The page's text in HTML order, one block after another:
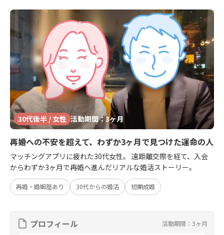
30代後半 / 女性 活動期間：3ヶ月
再婚への不安を超えて、わずか3ヶ月で見つけた運命の人
マッチングアプリに疲れた30代女性。 遠距離交際を経て、入会
からわずか3ヶ月で再婚へ進んだリアルな婚活ストーリー。
再婚・婚姻歴あり 30代からの婚活 短期成婚
プロフィール 活動期間：3ヶ月